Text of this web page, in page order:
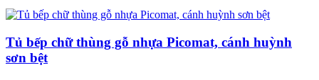
Tủ bếp chữ thùng gỗ nhựa Picomat, cánh huỳnh
sơn bệt